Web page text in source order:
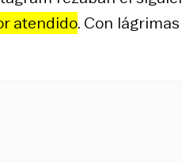
atendido. Con